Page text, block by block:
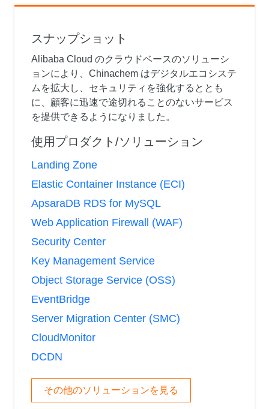
スナップショット
Alibaba Cloud のクラウドベースのソリューシ
ョンにより、Chinachem はデジタルエコシステ
ムを拡大し、セキュリティを強化するととも
に、顧客に迅速で途切れることのないサービス
を提供できるようになりました。
使用プロダクト/ソリューション
Landing Zone
Elastic Container Instance (ECI)
ApsaraDB RDS for MySQL
Web Application Firewall (WAF)
Security Center
Key Management Service
Object Storage Service (OSS)
EventBridge
Server Migration Center (SMC)
CloudMonitor
DCDN
その他のソリューションを見る